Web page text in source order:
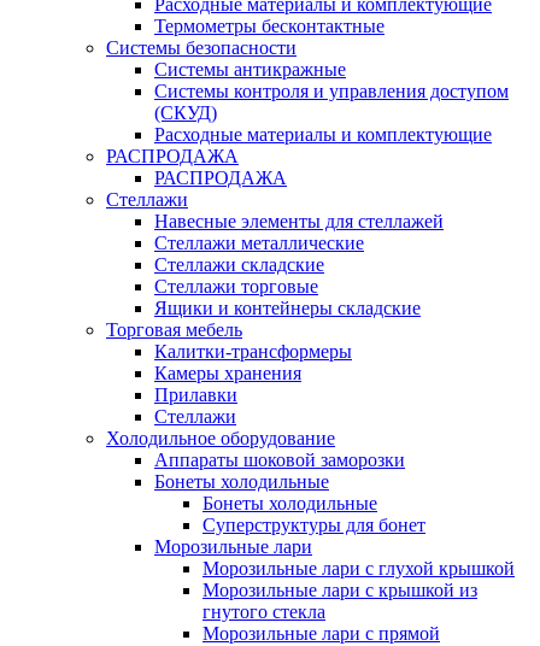
Расходные материалы и комплектующие
Термометры бесконтактные
Системы безопасности
Системы антикражные
Системы контроля и управления доступом
(СКУД)
Расходные материалы и комплектующие
РАСПРОДАЖА
РАСПРОДАЖА
Стеллажи
Навесные элементы для стеллажей
Стеллажи металлические
Стеллажи складские
Стеллажи торговые
Ящики и контейнеры складские
Торговая мебель
Калитки-трансформеры
Камеры хранения
Прилавки
Стеллажи
Холодильное оборудование
Аппараты шоковой заморозки
Бонеты холодильные
Бонеты холодильные
Суперструктуры для бонет
Морозильные лари
Морозильные лари с глухой крышкой
Морозильные лари с крышкой из
гнутого стекла
Морозильные лари с прямой